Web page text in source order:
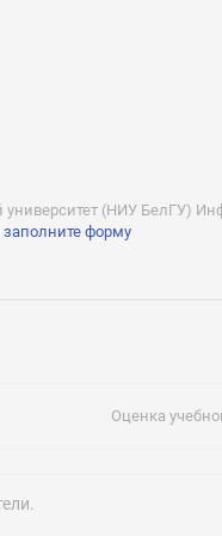
(НИУ БелГУ)
заполните форму
Оценка